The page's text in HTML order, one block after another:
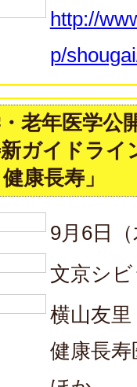
http://
p/
老年医学公
ガイドライ
康長寿」
9月6日
文京シ
横山友
健康長